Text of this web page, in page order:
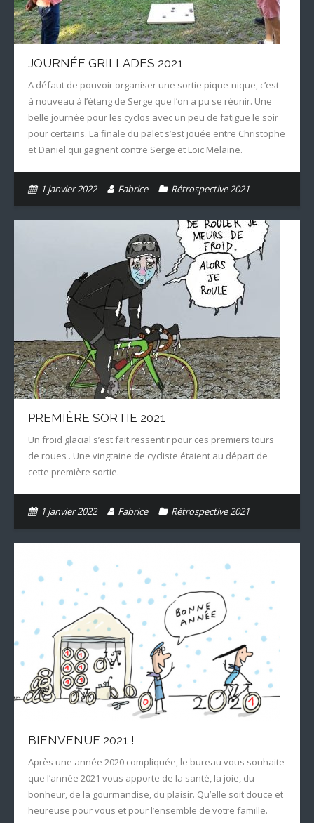
JOURNÉE GRILLADES 2021
A défaut de pouvoir organiser une sortie pique-nique, c’est
à nouveau à l’étang de Serge que l’on a pu se réunir. Une
belle journée pour les cyclos avec un peu de fatigue le soir
pour certains. La finale du palet s’est jouée entre Christophe
et Daniel qui gagnent contre Serge et Loïc Melaine.
1 janvier 2022 Fabrice Rétrospective 2021
PREMIÈRE SORTIE 2021
Un froid glacial s’est fait ressentir pour ces premiers tours
de roues . Une vingtaine de cycliste étaient au départ de
cette première sortie.
1 janvier 2022 Fabrice Rétrospective 2021
BIENVENUE 2021 !
Après une année 2020 compliquée, le bureau vous souhaite
que l’année 2021 vous apporte de la santé, la joie, du
bonheur, de la gourmandise, du plaisir. Qu’elle soit douce et
heureuse pour vous et pour l’ensemble de votre famille.